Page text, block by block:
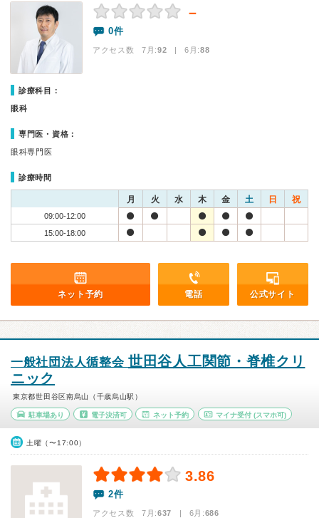
－
0件
アクセス数 7月:92 | 6月:88
診療科目：
眼科
専門医・資格：
眼科専門医
診療時間
月 火 水 木 金 土 日 祝
09:00-12:00
15:00-18:00
ネット予約 電話 公式サイト
一般社団法人循整会 世田谷人工関節・脊椎クリ
ニック
東京都世田谷区南烏山（千歳烏山駅）
駐車場あり 電子決済可 ネット予約 マイナ受付 (スマホ可)
土曜（〜17:00）
3.86
2件
アクセス数 7月:637 | 6月:686